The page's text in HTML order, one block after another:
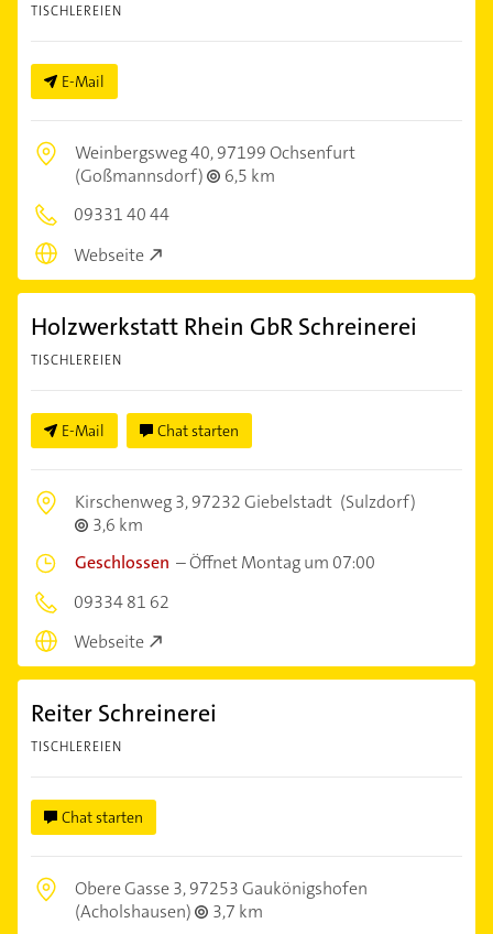
TISCHLEREIEN
E-Mail
Weinbergsweg 40,97199 Ochsenfurt
(Goßmannsdorf)
6,5 km
09331 40 44
Webseite
Holzwerkstatt Rhein GbR Schreinerei
TISCHLEREIEN
E-Mail Chat starten
Kirschenweg 3,97232 Giebelstadt (Sulzdorf)
3,6 km
Geschlossen –Öffnet Montag um 07:00
09334 81 62
Webseite
Reiter Schreinerei
TISCHLEREIEN
Chat starten
Obere Gasse 3,97253 Gaukönigshofen
(Acholshausen)
3,7 km